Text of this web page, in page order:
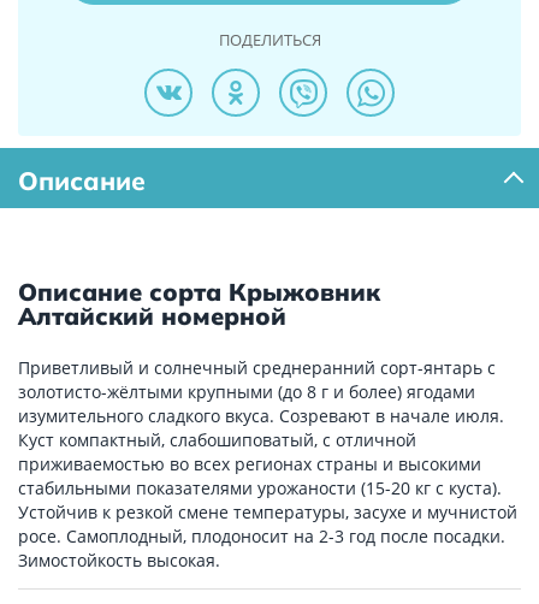
ПОДЕЛИТЬСЯ
Описание
Описание сорта Крыжовник
Алтайский номерной
Приветливый и солнечный среднеранний сорт-янтарь с
золотисто-жёлтыми крупными (до 8 г и более) ягодами
изумительного сладкого вкуса. Созревают в начале июля.
Куст компактный, слабошиповатый, с отличной
приживаемостью во всех регионах страны и высокими
стабильными показателями урожаности (15-20 кг с куста).
Устойчив к резкой смене температуры, засухе и мучнистой
росе. Самоплодный, плодоносит на 2-3 год после посадки.
Зимостойкость высокая.